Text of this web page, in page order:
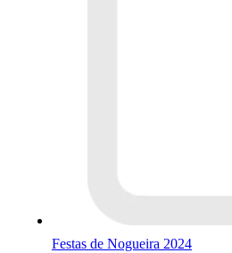
Festas de Nogueira 2024